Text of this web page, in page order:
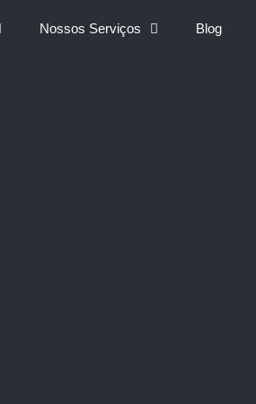
Nossos Serviços Blog